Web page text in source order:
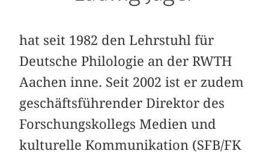
hat seit 1982 den Lehrstuhl für
Deutsche Philologie an der RWTH
Aachen inne. Seit 2002 ist er zudem
geschäftsführender Direktor des
Forschungskollegs Medien und
kulturelle Kommunikation (SFB/FK